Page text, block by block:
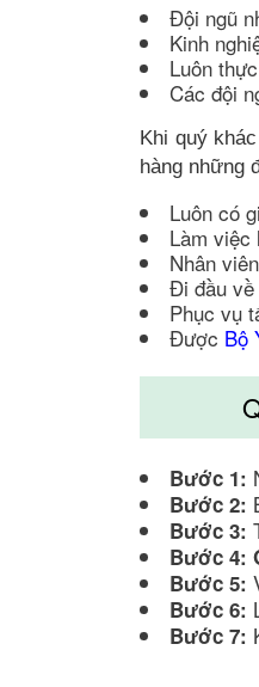
Đội ngũ
Kinh
Luôn
Các đội
Khi quý
hàng những
Luôn có
Làm việc
Nhân
Đi đầu
Phục vụ
Được Bộ
Bước 1:
Bước 2:
Bước 3:
Bước 4:
Bước 5:
Bước 6:
Bước 7: